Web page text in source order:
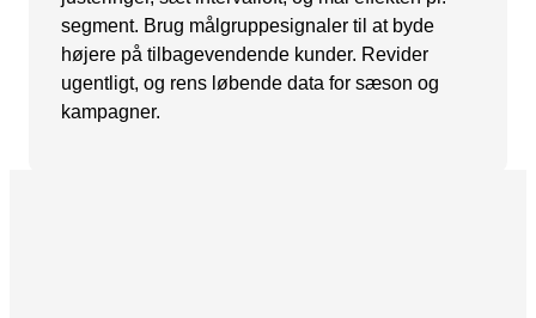
Google Ads
Display annoncering
segment. Brug målgruppesignaler til at byde
højere på tilbagevendende kunder. Revider
ugentligt, og rens løbende data for sæson og
kampagner.